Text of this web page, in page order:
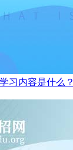
习内容是什么？